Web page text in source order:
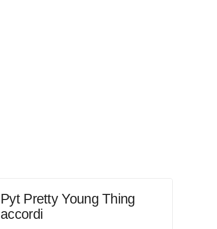
Pyt Pretty Young Thing
accordi